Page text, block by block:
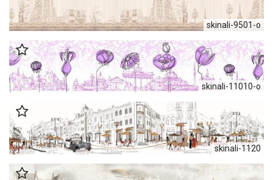
skinali-9501-o
skinali-11010-o
skinali-1120